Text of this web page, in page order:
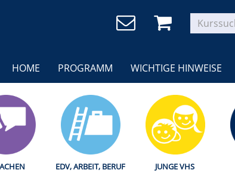
HOME PROGRAMM WICHTIGE HINWEISE
EDV, ARBEIT, BERUF JUNGE VHS